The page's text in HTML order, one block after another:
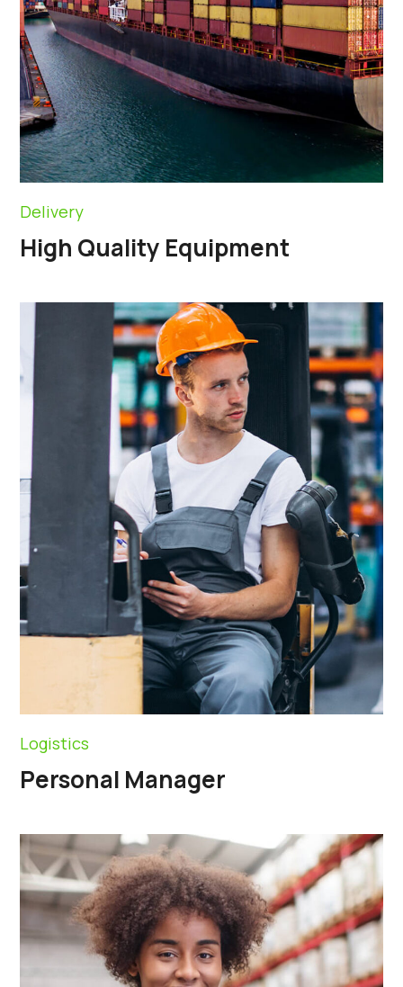
Delivery
High Quality Equipment
Logistics
Personal Manager